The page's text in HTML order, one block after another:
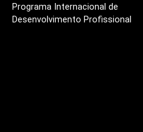
Programa Internacional de
Desenvolvimento Profissional